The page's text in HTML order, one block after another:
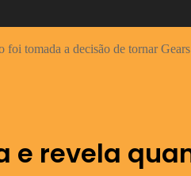
tomada a decisão de tornar
e revela